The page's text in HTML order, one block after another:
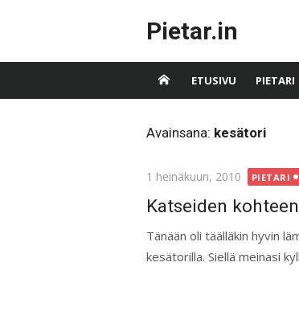
Pietar.in
ETUSIVU PIETARI
Avainsana: kesätori
Posted
1 heinäkuun, 2010 PIETARI
Katseiden
Tänään oli täälläkin hyvin
kesätorilla. Siellä meinasi